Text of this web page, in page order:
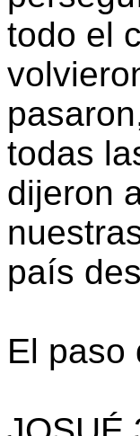
todo el
todas
dijeron
país
El paso